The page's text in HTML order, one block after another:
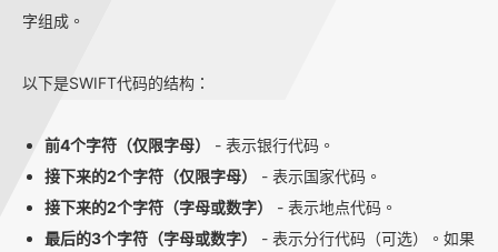
字组成。
以下是SWIFT代码的结构：
前4个字符（仅限字母）
- 表示银行代码。
接下来的2个字符（仅限字母）
- 表示国家代码。
接下来的2个字符（字母或数字）
- 表示地点代码。
最后的3个字符（字母或数字）
- 表示分行代码（可选）。如果